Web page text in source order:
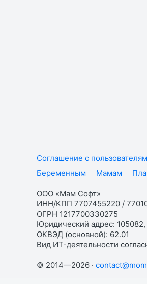
Соглашение с
Беременным
Мамам
ООО «Мам Софт»
ИНН/КПП 7707455220 /
ОГРН 1217700330275
Юридический адрес:
ОКВЭД (основной): 62.01
Вид ИТ-деятельности
© 2014—2026 ·